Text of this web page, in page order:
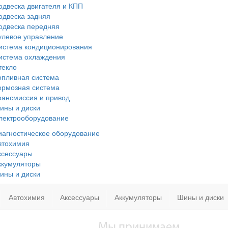
двигателя и КПП
задняя
передняя
управление
кондиционирования
охлаждения
система
система
и привод
и диски
оборудование
и диски
Автохимия Аксессуары Аккумуляторы Шины и диски